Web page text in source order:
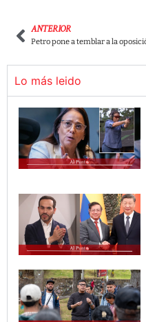
ANTERIOR
Lo más leido